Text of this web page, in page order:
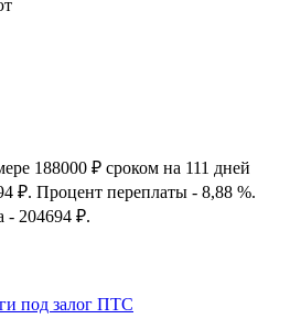
188000 ₽ сроком на 111 дней
₽. Процент переплаты - 8,88 %.
- 204694 ₽.
под залог ПТС